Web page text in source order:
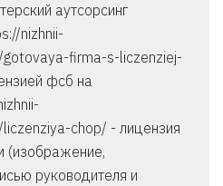
аутсорсинг
nizhnii-
firma-s-liczenziej-
фсб на
chop/ - лицензия
(изображение,
руководителя и